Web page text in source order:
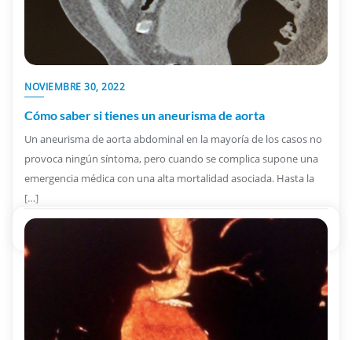
NOVIEMBRE 30, 2022
Cómo saber si tienes un aneurisma de aorta
Un aneurisma de aorta abdominal en la mayoría de los casos no
provoca ningún síntoma, pero cuando se complica supone una
emergencia médica con una alta mortalidad asociada. Hasta la
[…]
Vascuteca 0